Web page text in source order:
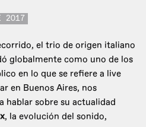
2017
el trio de origen italiano
globalmente como uno de los
en lo que se refiere a live
en Buenos Aires, nos
hablar sobre su actualidad
, la evolución del sonido,